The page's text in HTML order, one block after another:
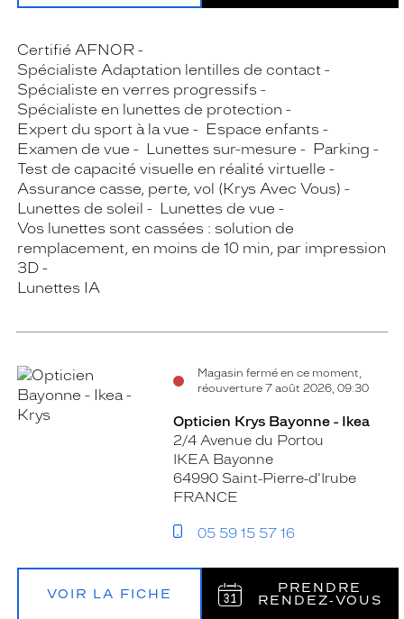
Certifié AFNOR
Spécialiste Adaptation lentilles de contact
Spécialiste en verres progressifs
Spécialiste en lunettes de protection
Expert du sport à la vue
Espace enfants
Examen de vue
Lunettes sur-mesure
Parking
Test de capacité visuelle en réalité virtuelle
Assurance casse, perte, vol (Krys Avec Vous)
Lunettes de soleil
Lunettes de vue
Vos lunettes sont cassées : solution de
remplacement, en moins de 10 min, par impression
3D
Lunettes IA
Magasin fermé en ce moment,
réouverture 7 août 2026, 09:30
Opticien Krys Bayonne - Ikea
2/4 Avenue du Portou
IKEA Bayonne
64990 Saint-Pierre-d'Irube
FRANCE
05 59 15 57 16
VOIR LA FICHE
PRENDRE
RENDEZ‑VOUS